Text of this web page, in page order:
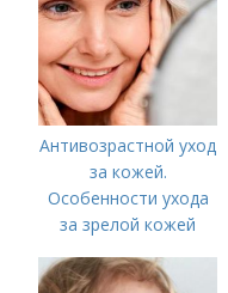
Антивозрастной уход
за кожей.
Особенности ухода
за зрелой кожей